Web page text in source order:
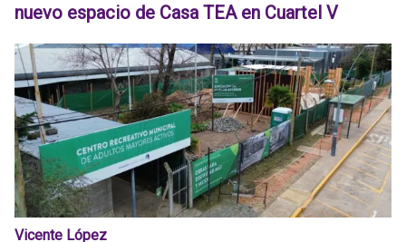
nuevo espacio de Casa TEA en Cuartel V
Vicente López